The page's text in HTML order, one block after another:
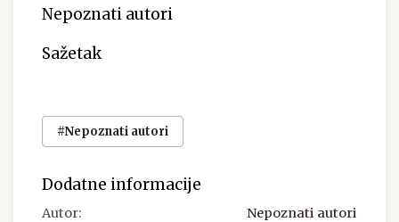
Nepoznati autori
Sažetak
#Nepoznati autori
Dodatne informacije
Autor: Nepoznati autori